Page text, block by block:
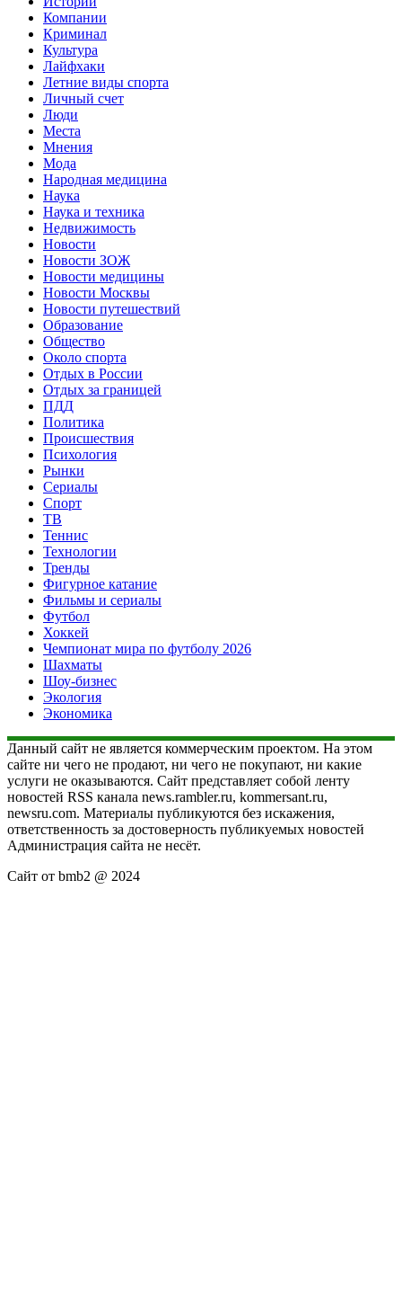
Компании
Криминал
Культура
Лайфхаки
Летние виды спорта
Личный счет
Люди
Места
Мнения
Мода
Народная медицина
Наука
Наука и техника
Недвижимость
Новости
Новости ЗОЖ
Новости медицины
Новости Москвы
Новости путешествий
Образование
Общество
Около спорта
Отдых в России
Отдых за границей
ПДД
Политика
Происшествия
Психология
Рынки
Сериалы
Спорт
ТВ
Теннис
Технологии
Тренды
Фигурное катание
Фильмы и сериалы
Футбол
Хоккей
Чемпионат мира по футболу 2026
Шахматы
Шоу-бизнес
Экология
Экономика
Данный сайт не является коммерческим проектом. На этом
сайте ни чего не продают, ни чего не покупают, ни какие
услуги не оказываются. Сайт представляет собой ленту
новостей RSS канала news.rambler.ru, kommersant.ru,
newsru.com. Материалы публикуются без искажения,
ответственность за достоверность публикуемых новостей
Администрация сайта не несёт.
Сайт от bmb2 @ 2024